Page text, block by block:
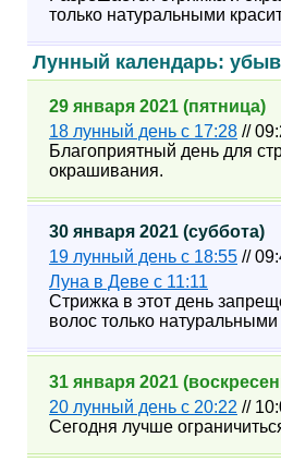
только натуральными
Лунный календарь:
29 января 2021 (пятница)
18 лунный день с 17:28 //
Благоприятный день для
окрашивания.
30 января 2021 (суббота)
19 лунный день с 18:55 //
Луна в Деве с 11:11
Стрижка в этот день
волос только натуральными
31 января 2021
20 лунный день с 20:22 //
Сегодня лучше